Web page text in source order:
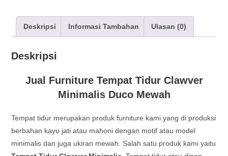
Deskripsi Informasi Tambahan Ulasan (0)
Deskripsi
Jual Furniture Tempat Tidur Clawver
Minimalis Duco Mewah
Tempat tidur merupakan produk furniture kami yang di produksi
berbahan kayu jati atau mahoni dengan motif atau model
minimalis dan juga ukiran mewah. Salah satu produk kami yaitu